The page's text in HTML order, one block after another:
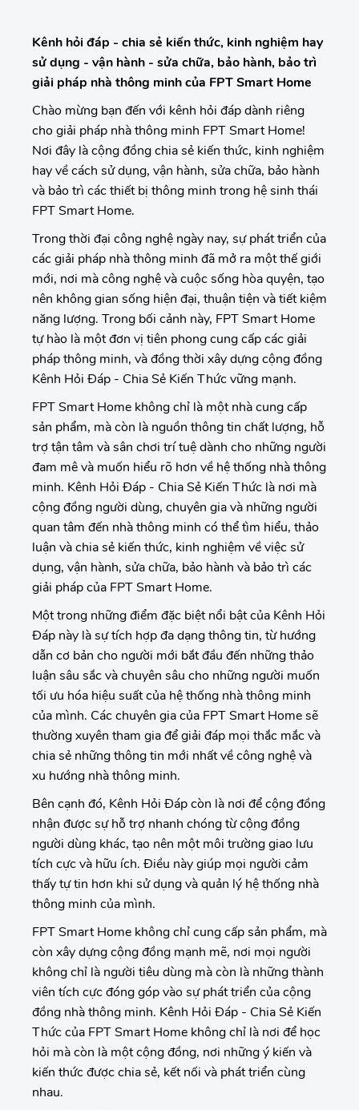
Kênh hỏi đáp - chia sẻ kiến thức, kinh nghiệm hay
sử dụng - vận hành - sửa chữa, bảo hành, bảo trì
giải pháp nhà thông minh của FPT Smart Home
Chào mừng bạn đến với kênh hỏi đáp dành riêng
cho giải pháp nhà thông minh FPT Smart Home!
Nơi đây là cộng đồng chia sẻ kiến thức, kinh nghiệm
hay về cách sử dụng, vận hành, sửa chữa, bảo hành
và bảo trì các thiết bị thông minh trong hệ sinh thái
FPT Smart Home.
Trong thời đại công nghệ ngày nay, sự phát triển của
các giải pháp nhà thông minh đã mở ra một thế giới
mới, nơi mà công nghệ và cuộc sống hòa quyện, tạo
nên không gian sống hiện đại, thuận tiện và tiết kiệm
năng lượng. Trong bối cảnh này, FPT Smart Home
tự hào là một đơn vị tiên phong cung cấp các giải
pháp thông minh, và đồng thời xây dựng cộng đồng
Kênh Hỏi Đáp - Chia Sẻ Kiến Thức vững mạnh.
FPT Smart Home không chỉ là một nhà cung cấp
sản phẩm, mà còn là nguồn thông tin chất lượng, hỗ
trợ tận tâm và sân chơi trí tuệ dành cho những người
đam mê và muốn hiểu rõ hơn về hệ thống nhà thông
minh. Kênh Hỏi Đáp - Chia Sẻ Kiến Thức là nơi mà
cộng đồng người dùng, chuyên gia và những người
quan tâm đến nhà thông minh có thể tìm hiểu, thảo
luận và chia sẻ kiến thức, kinh nghiệm về việc sử
dụng, vận hành, sửa chữa, bảo hành và bảo trì các
giải pháp của FPT Smart Home.
Một trong những điểm đặc biệt nổi bật của Kênh Hỏi
Đáp này là sự tích hợp đa dạng thông tin, từ hướng
dẫn cơ bản cho người mới bắt đầu đến những thảo
luận sâu sắc và chuyên sâu cho những người muốn
tối ưu hóa hiệu suất của hệ thống nhà thông minh
của mình. Các chuyên gia của FPT Smart Home sẽ
thường xuyên tham gia để giải đáp mọi thắc mắc và
chia sẻ những thông tin mới nhất về công nghệ và
xu hướng nhà thông minh.
Bên cạnh đó, Kênh Hỏi Đáp còn là nơi để cộng đồng
nhận được sự hỗ trợ nhanh chóng từ cộng đồng
người dùng khác, tạo nên một môi trường giao lưu
tích cực và hữu ích. Điều này giúp mọi người cảm
thấy tự tin hơn khi sử dụng và quản lý hệ thống nhà
thông minh của mình.
FPT Smart Home không chỉ cung cấp sản phẩm, mà
còn xây dựng cộng đồng mạnh mẽ, nơi mọi người
không chỉ là người tiêu dùng mà còn là những thành
viên tích cực đóng góp vào sự phát triển của cộng
đồng nhà thông minh. Kênh Hỏi Đáp - Chia Sẻ Kiến
Thức của FPT Smart Home không chỉ là nơi để học
hỏi mà còn là một cộng đồng, nơi những ý kiến và
kiến thức được chia sẻ, kết nối và phát triển cùng
nhau.